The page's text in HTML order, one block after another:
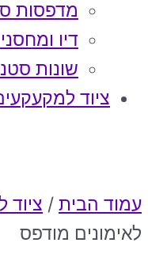
מדפסות
דיו
שונות
ציוד
עמוד הבית / ציוד
לאימונים מודפס